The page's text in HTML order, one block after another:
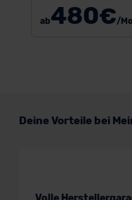
ab480€/
Deine Vorteile bei